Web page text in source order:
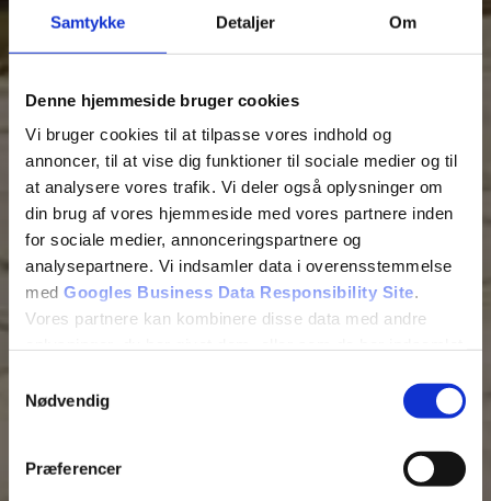
Samtykke Detaljer Om
Denne hjemmeside bruger cookies
Vi bruger cookies til at tilpasse vores indhold og
annoncer, til at vise dig funktioner til sociale medier og til
at analysere vores trafik. Vi deler også oplysninger om
din brug af vores hjemmeside med vores partnere inden
for sociale medier, annonceringspartnere og
analysepartnere. Vi indsamler data i overensstemmelse
med Googles Business Data Responsibility Site.
Vores partnere kan kombinere disse data med andre
Nødvendig
Præferencer
Tilføj filer (max 5)
Bliv kontaktet